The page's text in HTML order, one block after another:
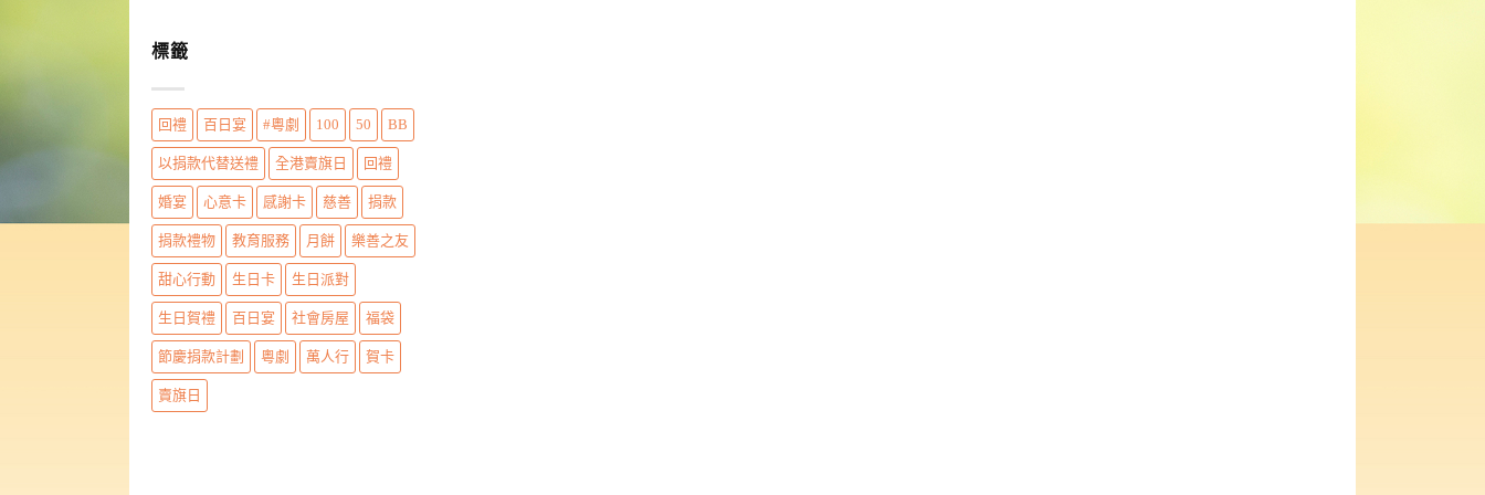
標籤
回禮 百日宴 #粵劇 100 50 BB
以捐款代替送禮 全港賣旗日 回禮
婚宴 心意卡 感謝卡 慈善 捐款
捐款禮物 教育服務 月餅 樂善之友
甜心行動 生日卡 生日派對
生日賀禮 百日宴 社會房屋 福袋
節慶捐款計劃 粵劇 萬人行 賀卡
賣旗日